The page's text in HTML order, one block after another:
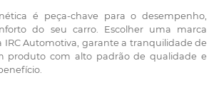
é peça-chave para o desempenho,
do seu carro. Escolher uma marca
IRC Automotiva, garante a tranquilidade de
produto com alto padrão de qualidade e